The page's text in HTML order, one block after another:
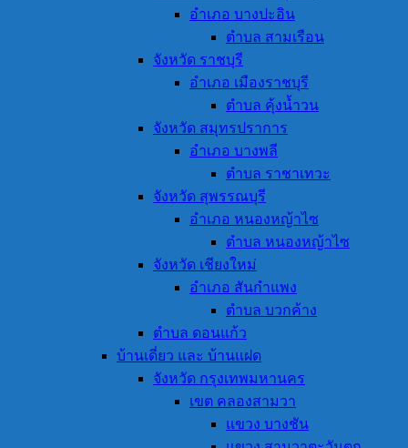
อำเภอ บางปะอิน
ตำบล สามเรือน
จังหวัด ราชบุรี
อำเภอ เมืองราชบุรี
ตำบล คุ้งน้ำวน
จังหวัด สมุทรปราการ
อำเภอ บางพลี
ตำบล ราชาเทวะ
จังหวัด สุพรรณบุรี
อำเภอ หนองหญ้าไซ
ตำบล หนองหญ้าไซ
จังหวัด เชียงใหม่
อำเภอ สันกำแพง
ตำบล บวกค้าง
ตำบล ดอนแก้ว
บ้านเดี่ยว และ บ้านแฝด
จังหวัด กรุงเทพมหานคร
เขต คลองสามวา
แขวง บางชัน